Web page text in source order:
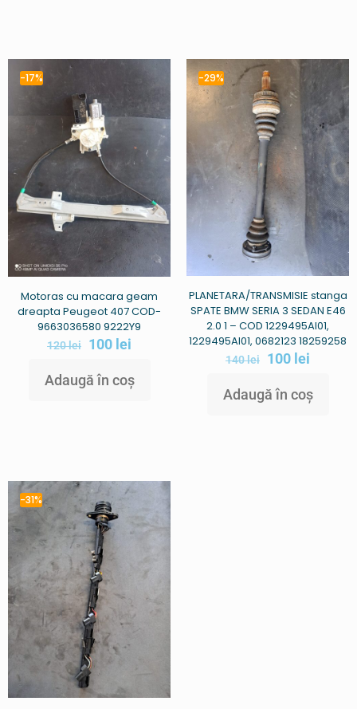
-17%
Motoras cu macara geam
dreapta Peugeot 407 COD-
9663036580 9222Y9
120lei 100 lei
Adaugă în coș
-29%
PLANETARA/TRANSMISIE stanga
SPATE BMW SERIA 3 SEDAN E46
2.0 1 – COD 1229495AI01,
1229495AI01, 0682123 18259258
140lei 100 lei
Adaugă în coș
-31%